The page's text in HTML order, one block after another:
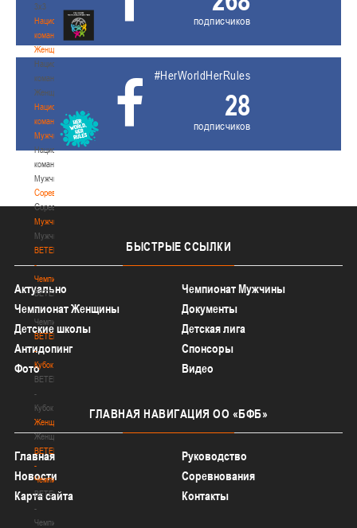
3х3
Национальная
команда.
Женщины
Национальная
команда.
Женщины
Национальная
команда.
Мужчины
Национальная
команда.
Мужчины
Соревнования
Соревнования
Мужчины
Мужчины
BETERA
-
Чемпионат
BETERA
-
Чемпионат
BETERA
-
Кубок
BETERA
-
Кубок
Женщины
Женщины
BETERA
-
Чемпионат
BETERA
-
Чемпионат
подписчиков
#HerWorldHerRules
28
подписчиков
БЫСТРЫЕ ССЫЛКИ
Актуально
Чемпионат Мужчины
Чемпионат Женщины
Документы
Детские школы
Детская лига
Антидопинг
Спонсоры
Фото
Видео
ГЛАВНАЯ НАВИГАЦИЯ ОО «БФБ»
Главная
Руководство
Новости
Соревнования
Карта сайта
Контакты